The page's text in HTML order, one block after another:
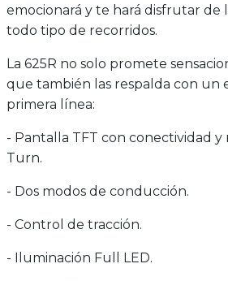
emocionará y te hará disfrutar de
todo tipo de recorridos.
La 625R no solo promete
que también las respalda con un
primera línea:
- Pantalla TFT con conectividad
Turn.
- Dos modos de conducción.
- Control de tracción.
- Iluminación Full LED.